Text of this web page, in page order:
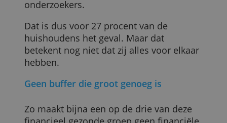
staat is – en het gevoel van controle
– om op een comfortabele manier aan
alle huidige en lopende financiële
financiële zekerheid op te bouwen om
onderzoekers.